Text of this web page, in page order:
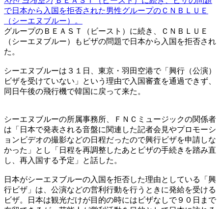
で日本から入国を拒否された男性グループのＣＮＢＬＵＥ
（シーエヌブルー）。
グループのＢＥＡＳＴ（ビースト）に続き、ＣＮＢＬＵＥ
（シーエヌブルー）もビザの問題で日本から入国を拒否され
た。
シーエヌブルーは３１日、東京・羽田空港で「興行（公演）
ビザを受けていない」という理由で入国審査を通過できず、
同日午後の飛行機で韓国に戻って来た。
シーエヌブルーの所属事務所、ＦＮＣミュージックの関係者
は「日本で発表される音盤に関連した記者会見やプロモーシ
ョンビデオの撮影などの日程だったので興行ビザを申請しな
かった」とし「日程を再調整したあとビザの手続きを踏み直
し、再入国する予定」と話した。
日本がシーエヌブルーの入国を拒否した理由としている「興
行ビザ」は、公演などの営利行動を行うときに発給を受ける
ビザ。日本は観光だけが目的の時にはビザなしで９０日まで